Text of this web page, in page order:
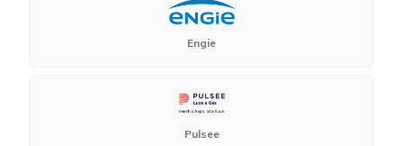
Engie
Pulsee